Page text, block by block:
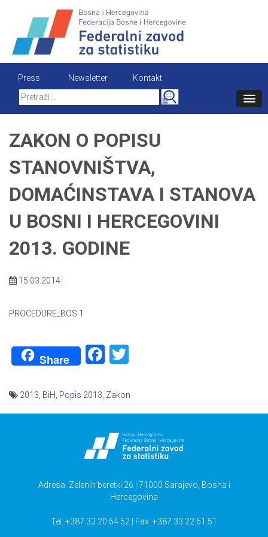
content
Press Newsletter
Kontakt
Search
for:
ZAKON O POPISU
STANOVNIŠTVA,
DOMAĆINSTAVA I STANOVA
U BOSNI I HERCEGOVINI
2013. GODINE
15.03.2014
PROCEDURE_BOS 1
Share Facebook
2013 BiH Popis 2013 Zakon
Adresa: Zelenih beretki 26 | 71000 Sarajevo, Bosna i
Hercegovina
Tel: +387 33 20 64 52 | Fax: +387 33 22 61 51